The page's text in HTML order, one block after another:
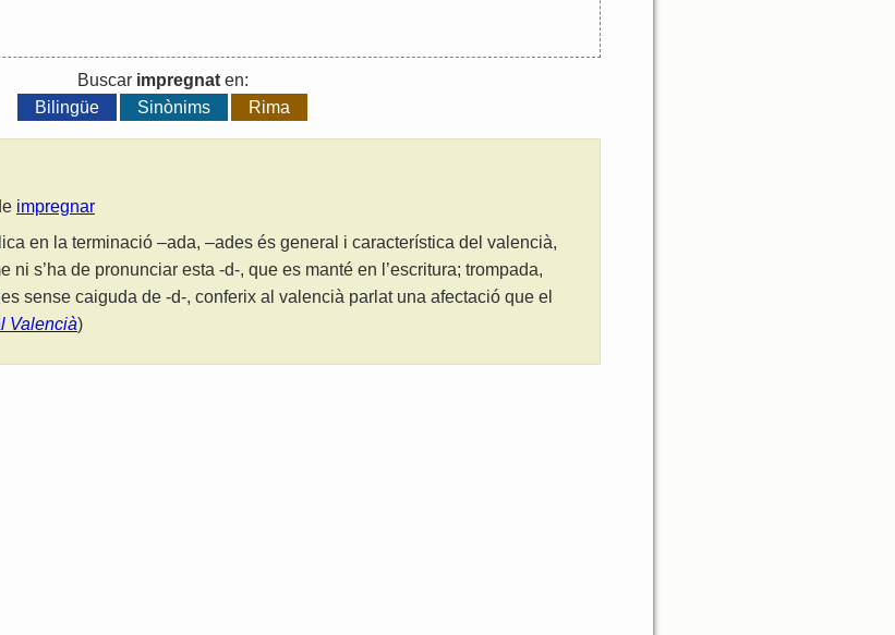
Buscar impregnaten:
Bilingüe
Sinònims Rima
impregnar
en la terminació –ada, –ades és general i característica del valencià,
ni s’ha de pronunciar esta -d-, que es manté en l’escritura; trompada,
sense caiguda de -d-, conferix al valencià parlat una afectació que el
Valencià)